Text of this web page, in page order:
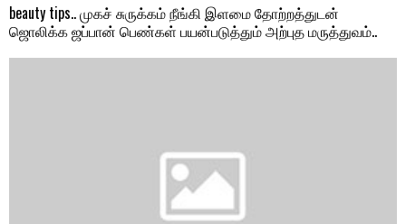
beauty tips.. முகச் சுருக்கம் நீங்கி இளமை தோற்றத்துடன்
ஜொலிக்க ஜப்பான் பெண்கள் பயன்படுத்தும் அற்புத மருத்துவம்..